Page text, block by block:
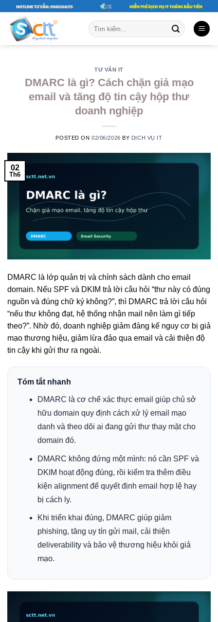
content
Tìm
kiếm:
TƯ VẤN IT
DMARC là gì? Cách chặn giả mạo
email và tăng độ tin cậy hộp thư
doanh nghiệp
POSTED ON02/06/2026 BY DỊCH VỤ IT
02
Th6
DMARC là lớp quản trị và chính sách dành cho email
domain. Nếu SPF và DKIM trả lời câu hỏi “thư này có đúng
nguồn và đúng chữ ký không?”, thì DMARC trả lời câu hỏi
“nếu thư không đạt, hệ thống nhận mail nên làm gì tiếp
theo?”. Nhờ đó, doanh nghiệp giảm đáng kể nguy cơ bị giả
mạo thương hiệu, giảm lừa đảo qua email và cải thiện độ
tin cậy khi gửi thư ra ngoài.
Tóm tắt nhanh
DMARC là cơ chế xác thực email giúp chủ sở
hữu domain quy định cách xử lý email mạo
danh và theo dõi ai đang gửi thư thay mặt cho
domain đó.
DMARC không đứng một mình: nó cần SPF và
DKIM hoạt động đúng, rồi kiểm tra thêm điều
kiện alignment để quyết định email hợp lệ hay
bị cách ly.
Khi triển khai đúng, DMARC giúp giảm
phishing, tăng uy tín gửi mail, cải thiện
deliverability và bảo vệ thương hiệu khỏi giả
mạo.